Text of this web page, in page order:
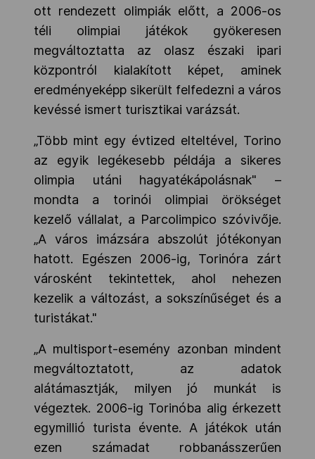
Adatbank
ott rendezett olimpiák előtt, a 2006-os
téli olimpiai játékok gyökeresen
megváltoztatta az olasz északi ipari
központról kialakított képet, aminek
eredményeképp sikerült felfedezni a város
kevéssé ismert turisztikai varázsát.
„Több mint egy évtized elteltével, Torino
az egyik legékesebb példája a sikeres
olimpia utáni hagyatékápolásnak" –
mondta a torinói olimpiai örökséget
kezelő vállalat, a Parcolimpico szóvivője.
„A város imázsára abszolút jótékonyan
hatott. Egészen 2006-ig, Torinóra zárt
városként tekintettek, ahol nehezen
kezelik a változást, a sokszínűséget és a
turistákat."
„A multisport-esemény azonban mindent
megváltoztatott, az adatok
alátámasztják, milyen jó munkát is
végeztek. 2006-ig Torinóba alig érkezett
egymillió turista évente. A játékok után
ezen számadat robbanásszerűen